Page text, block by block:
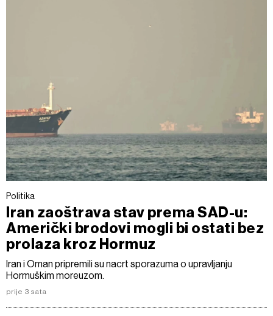
Politika
Iran zaoštrava stav prema SAD-u:
Američki brodovi mogli bi ostati bez
prolaza kroz Hormuz
Iran i Oman pripremili su nacrt sporazuma o upravljanju
Hormuškim moreuzom.
prije 3 sata